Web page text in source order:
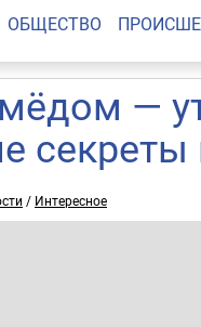
ОБЩЕСТВО
—
/ Интересное